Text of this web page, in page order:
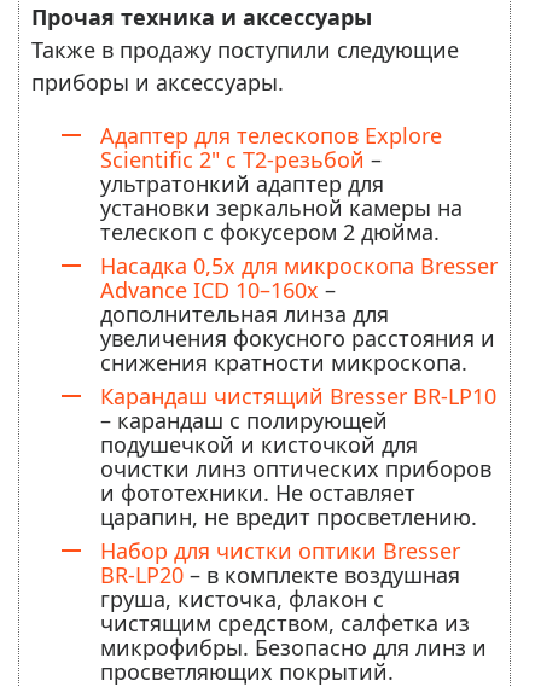
Прочая техника и аксессуары
Также в продажу поступили следующие
приборы и аксессуары.
Адаптер для телескопов Explore
Scientific 2" c T2-резьбой –
ультратонкий адаптер для
установки зеркальной камеры на
телескоп с фокусером 2 дюйма.
Насадка 0,5x для микроскопа Bresser
Advance ICD 10–160x –
дополнительная линза для
увеличения фокусного расстояния и
снижения кратности микроскопа.
Карандаш чистящий Bresser BR-LP10
– карандаш с полирующей
подушечкой и кисточкой для
очистки линз оптических приборов
и фототехники. Не оставляет
царапин, не вредит просветлению.
Набор для чистки оптики Bresser
BR-LP20 – в комплекте воздушная
груша, кисточка, флакон с
чистящим средством, салфетка из
микрофибры. Безопасно для линз и
просветляющих покрытий.